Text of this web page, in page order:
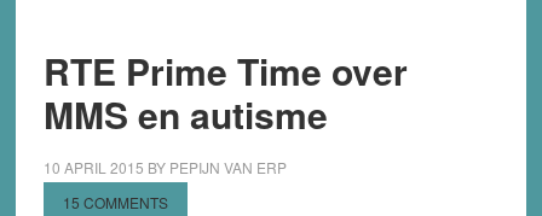
RTE Prime Time over
MMS en autisme
10 APRIL 2015 BY PEPIJN VAN ERP
15 COMMENTS